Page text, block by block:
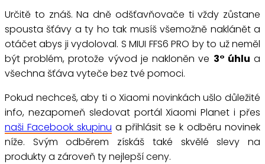
Určitě to znáš. Na dně odšťavňovače ti vždy zůstane
spousta šťávy a ty ho tak musíš všemožně naklánět a
otáčet abys ji vydoloval. S MIUI FFS6 PRO by to už neměl
být problém, protože vývod je nakloněn ve 3° úhlu a
všechna šťáva vyteče bez tvé pomoci.
Pokud nechceš, aby ti o Xiaomi novinkách ušlo důležité
info, nezapomeň sledovat portál Xiaomi Planet i přes
naši Facebook skupinu a přihlásit se k odběru novinek
níže. Svým odběrem získáš také skvělé slevy na
produkty a zároveň ty nejlepší ceny.